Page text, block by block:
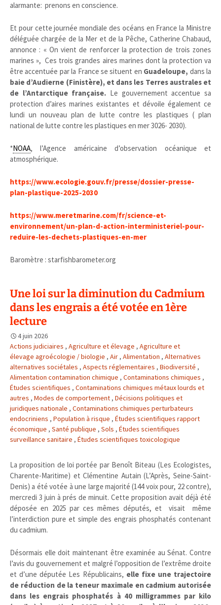
alarmante: prenons en conscience.
Et pour cette journée mondiale des océans en France la Ministre
déléguée chargée de la Mer et de la Pêche, Catherine Chabaud,
annonce : « On vient de renforcer la protection de trois zones
marines », Ces trois grandes aires marines dont la protection va
être accentuée par la France se situent en Guadeloupe, dans la
baie d’Audierne (Finistère), et dans les Terres australes et
de l’Antarctique française. Le gouvernement accentue sa
protection d’aires marines existantes et dévoile également ce
lundi un nouveau plan de lutte contre les plastiques ( plan
national de lutte contre les plastiques en mer 3026- 2030).
*NOAA, l’Agence américaine d’observation océanique et
atmosphérique.
https://www.ecologie.gouv.fr/presse/dossier-presse-
plan-plastique-2025-2030
https://www.meretmarine.com/fr/science-et-
environnement/un-plan-d-action-interministeriel-pour-
reduire-les-dechets-plastiques-en-mer
Baromètre : starfishbarometer.org
Une loi sur la diminution du Cadmium
dans les engrais a été votée en 1ère
lecture
4 juin 2026
Actions judiciaires , Agriculture et élevage , Agriculture et
élevage agroécologie / biologie , Air , Alimentation , Alternatives
alternatives sociétales , Aspects réglementaires , Biodiversité ,
Alimentation contamination chimique , Contaminations chimiques ,
Études scientifiques , Contaminations chimiques métaux lourds et
autres , Modes de comportement , Décisions politiques et
juridiques nationale , Contaminations chimiques perturbateurs
endocriniens , Population à risque , Études scientifiques rapport
économique , Santé publique , Sols , Études scientifiques
surveillance sanitaire , Études scientifiques toxicologique
La proposition de loi portée par Benoît Biteau (Les Ecologistes,
Charente-Maritime) et Clémentine Autain (L’Après, Seine-Saint-
Denis) a été votée à une large majorité (144 voix pour, 22 contre),
mercredi 3 juin à prés de minuit. Cette proposition avait déjà été
déposée en 2025 par ces mêmes députés, et visait même
l’interdiction pure et simple des engrais phosphatés contenant
du cadmium.
Désormais elle doit maintenant être examinée au Sénat. Contre
l’avis du gouvernement et malgré l’opposition de l’extrême droite
et d’une députée Les Républicains, elle fixe une trajectoire
de réduction de la teneur maximale en cadmium autorisée
dans les engrais phosphatés à 40 milligrammes par kilo